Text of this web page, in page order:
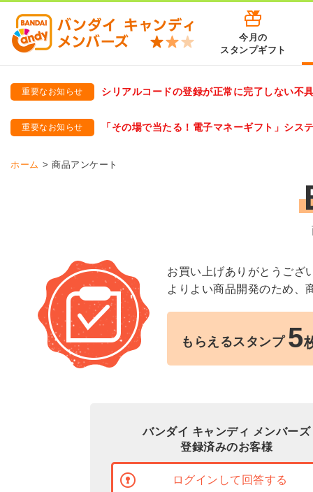
今月の
スタンプギフト
重要なお知らせ
シリアルコードの登録が正常に完了しない不
重要なお知らせ
「その場で当たる！電子マネーギフト」シス
ホーム 商品アンケート
お買い上げありがとうござ
よりよい商品開発のため、
もらえるスタンプ 5
バンダイ キャンディ メンバーズ
登録済みのお客様
ログインして回答する